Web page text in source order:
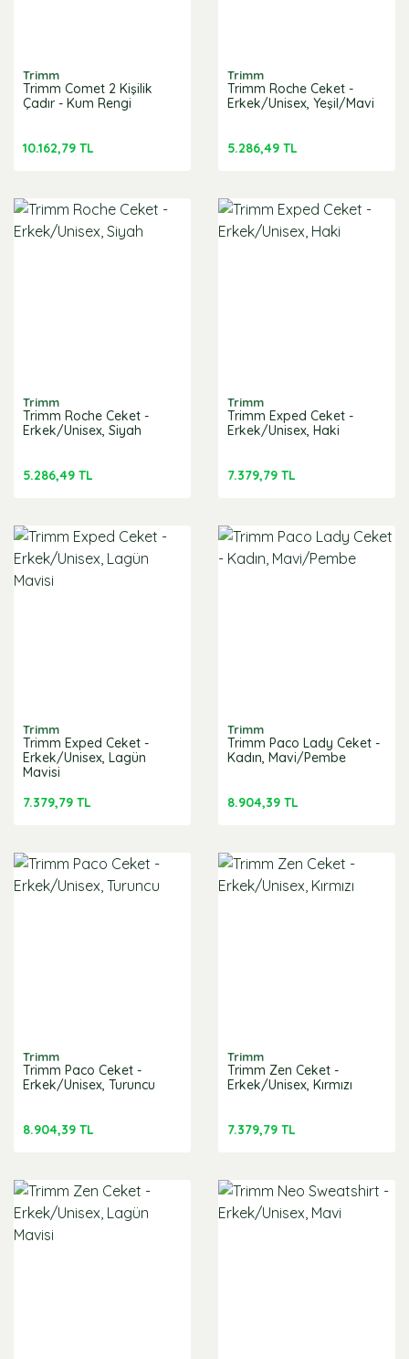
Trimm
Trimm Comet 2 Kişilik
Çadır - Kum Rengi
10.162,79 TL
Trimm
Trimm Roche Ceket -
Erkek/Unisex, Yeşil/Mavi
5.286,49 TL
Trimm
Trimm Roche Ceket -
Erkek/Unisex, Siyah
5.286,49 TL
Trimm
Trimm Exped Ceket -
Erkek/Unisex, Haki
7.379,79 TL
Trimm
Trimm Exped Ceket -
Erkek/Unisex, Lagün
Mavisi
7.379,79 TL
Trimm
Trimm Paco Lady Ceket -
Kadın, Mavi/Pembe
8.904,39 TL
Trimm
Trimm Paco Ceket -
Erkek/Unisex, Turuncu
8.904,39 TL
Trimm
Trimm Zen Ceket -
Erkek/Unisex, Kırmızı
7.379,79 TL